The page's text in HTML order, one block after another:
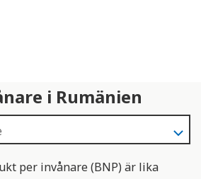
i Rumänien
per invånare (BNP) är lika